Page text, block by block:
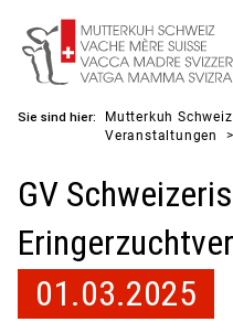
Sie sind hier: Mutterkuh Schweiz
Veranstaltungen
GV
01.03.2025